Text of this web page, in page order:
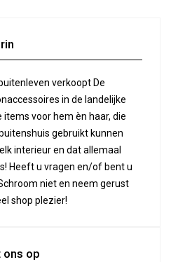
verkoopt De
in de landelijke
voor hem èn haar, die
gebruikt kunnen
interieur en dat allemaal
Heeft u vragen en/of bent u
niet en neem gerust
shop plezier!
op